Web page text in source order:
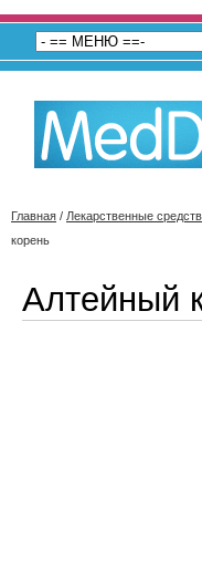
Главная / Лекарственные
корень
Алтейный